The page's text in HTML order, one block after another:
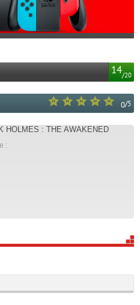
14/20
0/5
HOLMES : THE AWAKENED
: